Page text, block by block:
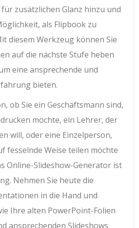
zusätzlichen Glanz hinzu und
als Flipbook zu
diesem Werkzeug können Sie
auf die nächste Stufe heben
eine ansprechende und
bieten.
ob Sie ein Geschäftsmann sind,
möchte, ein Lehrer, der
will, oder eine Einzelperson,
fesselnde Weise teilen möchte
Online-Slideshow-Generator ist
Nehmen Sie heute die
in die Hand und
Ihre alten PowerPoint-Folien
ansprechenden Slideshows